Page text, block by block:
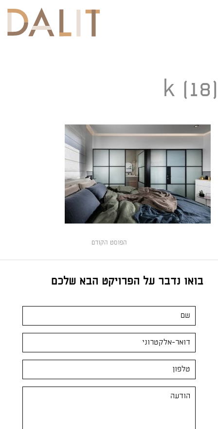
k (18)
הפוסט הקודם
בואו נדבר על הפרויקט הבא שלכם